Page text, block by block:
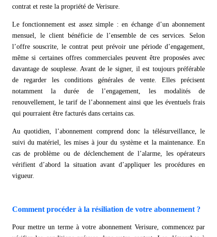
contrat et reste la propriété de Verisure.
Le fonctionnement est assez simple : en échange d’un abonnement
mensuel, le client bénéficie de l’ensemble de ces services. Selon
l’offre souscrite, le contrat peut prévoir une période d’engagement,
même si certaines offres commerciales peuvent être proposées avec
davantage de souplesse. Avant de le signer, il est toujours préférable
de regarder les conditions générales de vente. Elles précisent
notamment la durée de l’engagement, les modalités de
renouvellement, le tarif de l’abonnement ainsi que les éventuels frais
qui pourraient être facturés dans certains cas.
Au quotidien, l’abonnement comprend donc la télésurveillance, le
suivi du matériel, les mises à jour du système et la maintenance. En
cas de problème ou de déclenchement de l’alarme, les opérateurs
vérifient d’abord la situation avant d’appliquer les procédures en
vigueur.
Comment procéder à la résiliation de votre abonnement ?
Pour mettre un terme à votre abonnement Verisure, commencez par